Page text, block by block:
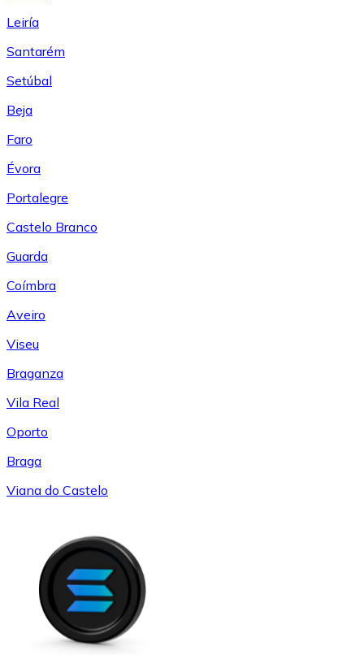
Leiría
Santarém
Setúbal
Beja
Faro
Évora
Portalegre
Castelo Branco
Guarda
Coímbra
Aveiro
Viseu
Braganza
Vila Real
Oporto
Braga
Viana do Castelo